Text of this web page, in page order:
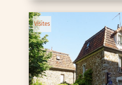
Visites